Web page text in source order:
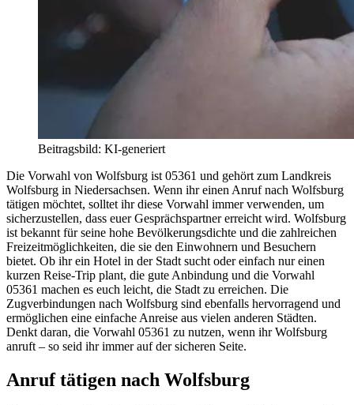
Beitragsbild: KI-generiert
Die Vorwahl von Wolfsburg ist 05361 und gehört zum Landkreis
Wolfsburg in Niedersachsen. Wenn ihr einen Anruf nach Wolfsburg
tätigen möchtet, solltet ihr diese Vorwahl immer verwenden, um
sicherzustellen, dass euer Gesprächspartner erreicht wird. Wolfsburg
ist bekannt für seine hohe Bevölkerungsdichte und die zahlreichen
Freizeitmöglichkeiten, die sie den Einwohnern und Besuchern
bietet. Ob ihr ein Hotel in der Stadt sucht oder einfach nur einen
kurzen Reise-Trip plant, die gute Anbindung und die Vorwahl
05361 machen es euch leicht, die Stadt zu erreichen. Die
Zugverbindungen nach Wolfsburg sind ebenfalls hervorragend und
ermöglichen eine einfache Anreise aus vielen anderen Städten.
Denkt daran, die Vorwahl 05361 zu nutzen, wenn ihr Wolfsburg
anruft – so seid ihr immer auf der sicheren Seite.
Anruf tätigen nach Wolfsburg